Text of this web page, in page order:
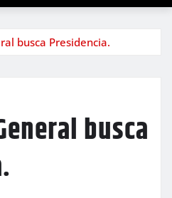
busca Presidencia.
busca